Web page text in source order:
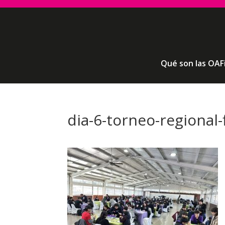
Qué son las
dia-6-torneo-